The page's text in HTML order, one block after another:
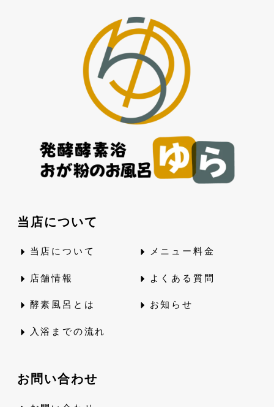
当店について
当店について
店舗情報
酵素風呂とは
入浴までの流れ
メニュー料金
よくある質問
お知らせ
お問い合わせ